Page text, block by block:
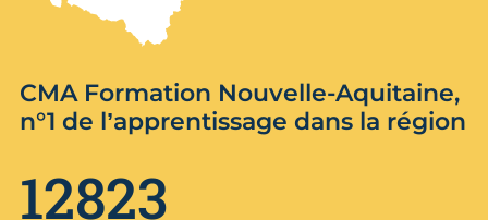
CMA Formation Nouvelle-Aquitaine,
n°1 de l’apprentissage dans la région
12823